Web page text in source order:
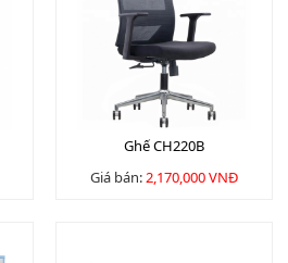
Ghế CH220B
Giá bán:2,170,000 VNĐ